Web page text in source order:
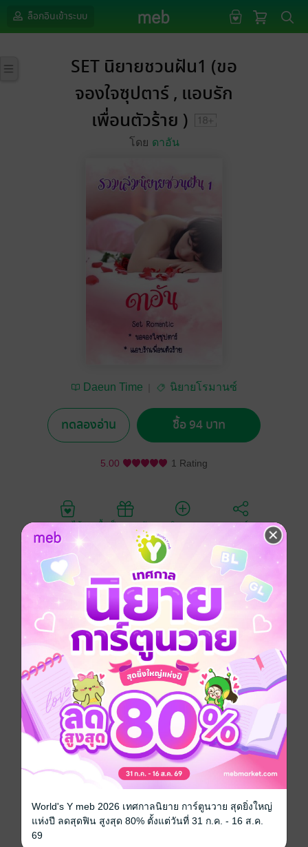
ล็อกอินเข้าระบบ
SET นิยายชวนฝัน1 (ขอ
จองใจซุปตาร์ , แอบรัก
เพื่อนตัวร้าย )
โดย ดาอัน
Daeun Time นิยายโรมานซ์
ทดลองอ่าน ซื้อ 94 บาท
5.00 1 Rating
อยากได้ ซื้อเป็นของขวัญ ติดตาม แชร์
เมื่อซื้อชุดนี้คุณจะได้รับ
เซตนิยายชวนฝัน 1
รวมนิยายโรมานซ์ 2เรื่อง 2รส ไว้ในปกเดียวค่ะ
- ขอจองใจซุปตาร์
- แอบรักเพื่อนตัวร้าย
_/\_ขอบคุณทุกการสนับสนุนค่ะ
โรมานซ์
World's Y meb 2026 เทศกาลนิยาย การ์ตูนวาย สุดยิ่งใหญ่
แห่งปี ลดสุดฟิน สูงสุด 80% ตั้งแต่วันที่ 31 ก.ค. - 16 ส.ค.
69